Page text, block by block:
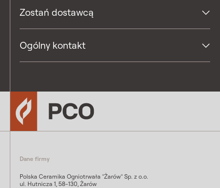
Zostań dostawcą
Ogólny kontakt
Dane firmy
Polska Ceramika Ogniotrwała "Żarów" Sp. z o.o.
ul. Hutnicza 1, 58-130, Żarów